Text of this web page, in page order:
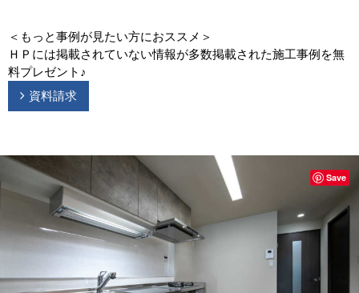
＜もっと事例が見たい方におススメ＞
ＨＰには掲載されていない情報が多数掲載された施工事例を無
料プレゼント♪
資料請求
Save